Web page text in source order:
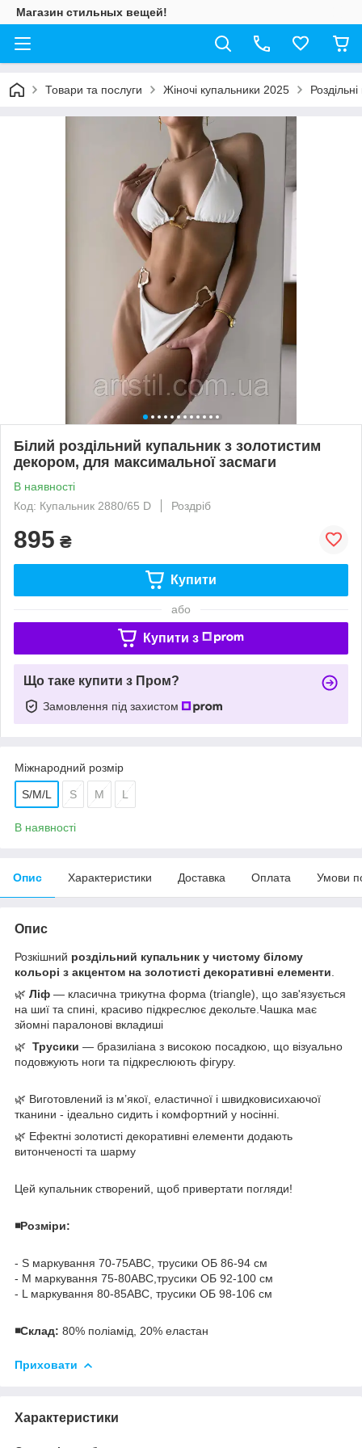
Магазин стильных вещей!
Товари та послуги Жіночі купальники 2025
Білий роздільний купальник з золотистим
декором, для максимальної засмаги
В наявності
Код: Купальник 2880/65 D
Роздріб
895 ₴
Купити
або
Купити з
Що таке купити з Пром?
Замовлення під захистом
Міжнародний розмір
S/M/L S M L
В наявності
Опис Характеристики Доставка Оплата Умови
Опис
Розкішний роздільний купальник у чистому білому
кольорі з акцентом на золотисті декоративні елементи
🌿 Ліф — класична трикутна форма (triangle), що зав'язується
на шиї та спині, красиво підкреслює декольте.Чашка має
зйомні паралонові вкладиші
🌿 Трусики — бразиліана з високою посадкою, що візуально
подовжують ноги та підкреслюють фігуру.
🌿 Виготовлений із м’якої, еластичної і швидковисихаючої
тканини - ідеально сидить і комфортний у носінні.
🌿 Ефектні золотисті декоративні елементи додають
витонченості та шарму
Цей купальник створений, щоб привертати погляди!
◾️Розміри:
- S маркування 70-75АВС, трусики ОБ 86-94 см
- M маркування 75-80АВС,трусики ОБ 92-100 см
- L маркування 80-85АВС, трусики ОБ 98-106 см
◾️Склад: 80% поліамід, 20% еластан
Приховати
Характеристики